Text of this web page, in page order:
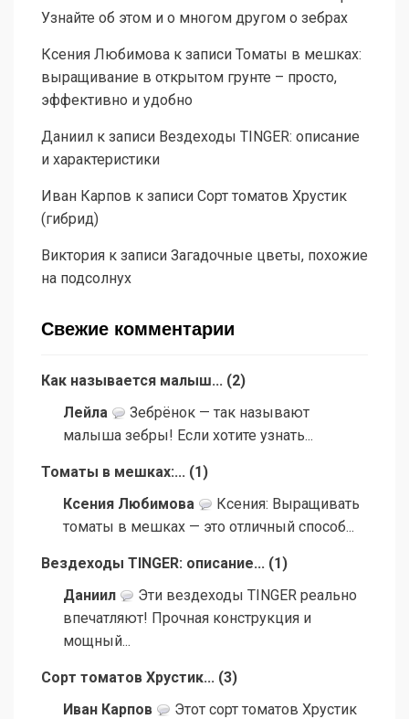
Узнайте об этом и о многом другом о зебрах
Ксения Любимова к записи Томаты в мешках:
выращивание в открытом грунте – просто,
эффективно и удобно
Даниил к записи Вездеходы TINGER: описание
и характеристики
Иван Карпов к записи Сорт томатов Хрустик
(гибрид)
Виктория к записи Загадочные цветы, похожие
на подсолнух
Свежие комментарии
Как называется малыш... (2)
Лейла
Зебрёнок — так называют
малыша зебры! Если хотите узнать...
Томаты в мешках:... (1)
Ксения Любимова
Ксения: Выращивать
томаты в мешках — это отличный способ...
Вездеходы TINGER: описание... (1)
Даниил
Эти вездеходы TINGER реально
впечатляют! Прочная конструкция и
мощный...
Сорт томатов Хрустик... (3)
Иван Карпов
Этот сорт томатов Хрустик